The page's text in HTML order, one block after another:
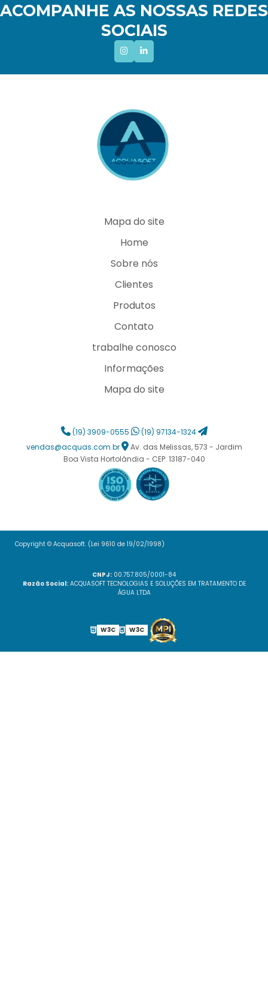
ACOMPANHE AS NOSSAS REDES
SOCIAIS
Mapa do site
Home
Sobre nós
Clientes
Produtos
Contato
trabalhe conosco
Informações
Mapa do site
(19) 3909-0555
(19) 97134-1324
vendas@acquas.com.br
Av. das Melissas, 573 - Jardim
Boa Vista Hortolândia - CEP: 13187-040
Copyright © Acquasoft. (Lei 9610 de 19/02/1998)
CNPJ: 00.757.805/0001-84
Razão Social:ACQUASOFT TECNOLOGIAS E SOLUÇÕES EM TRATAMENTO DE
ÁGUA LTDA
W3C W3C